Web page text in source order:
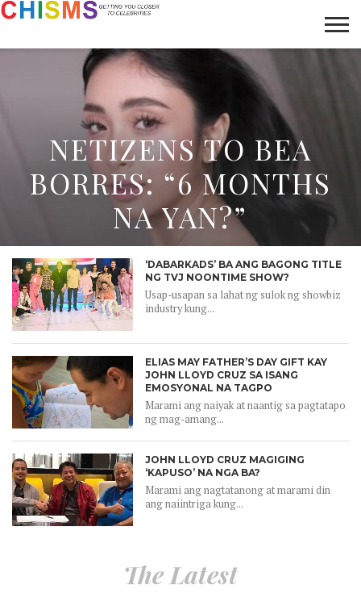
LIFESTYLE
GALLERY
ARTICLES
ABOUT
NETIZENS TO BEA
BORRES: “6 MONTHS
NA YAN?”
‘DABARKADS’ BA ANG BAGONG TITLE
NG TVJ NOONTIME SHOW?
Usap-usapan sa lahat ng sulok ng showbiz
industry kung...
ELIAS MAY FATHER’S DAY GIFT KAY
JOHN LLOYD CRUZ SA ISANG
EMOSYONAL NA TAGPO
Marami ang naiyak at naantig sa pagtatapo
ng mag-amang...
JOHN LLOYD CRUZ MAGIGING
‘KAPUSO’ NA NGA BA?
Marami ang nagtatanong at marami din
ang naiintriga kung...
The Latest